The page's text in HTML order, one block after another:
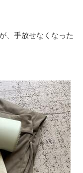
、手放せなくなった